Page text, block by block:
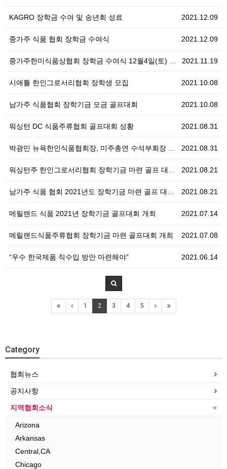
2021.12.09
KAGRO 장학금 수여 및 송년회 성료
2021.12.09
중가주 식품 협회 장학금 수여식
2021.11.19
중가주한미식품상협회 장학금 수여식 12월4일(토) 개최
2021.10.08
시애틀 한인그로서리협회 장학생 모집
2021.10.08
남가주 식품협회 장학기금 모금 골프대회
2021.08.31
워싱턴 DC 식품주류협회 골프대회 성황
2021.08.31
박광민 뉴욕한인식품협회장, 미주총연 수석부회장 임명
2021.08.21
워싱턴주 한인그로서리협회 장학기금 마련 골프 대회 개…
2021.08.21
남가주 식품 협회 2021년도 장학기금 마련 골프 대…
2021.07.14
메릴랜드 식품 2021년 장학기금 골프대회 개최
2021.07.08
메릴랜드식품주류협회 장학기금 마련 골프대회 개최
2021.06.14
“우수 한국제품 직수입 방안 마련해야”
1 2 3 4 5
Category
협회뉴스
공지사항
지역협회소식
Arizona
Arkansas
Central,CA
Chicago